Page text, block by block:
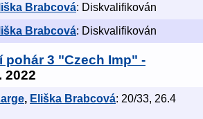
Brabcová: Diskvalifikován
Brabcová: Diskvalifikován
pohár 3 "Czech Imp" -
2022
, Eliška Brabcová: 20/33, 26.4